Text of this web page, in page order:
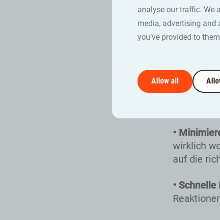
analyse our traffic. We
media, advertising
you’ve provided to
Allow all
•
•
•
wirklich
auf die
• Schnelle